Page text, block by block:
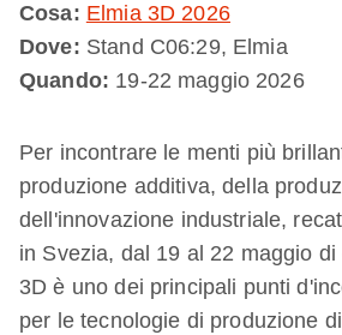
Cosa: Elmia 3D 2026
Dove: Stand C06:29, Elmia
Quando: 19-22 maggio 2026
Per incontrare le menti più
produzione additiva, della
dell'innovazione industriale,
in Svezia, dal 19 al 22 maggio
3D è uno dei principali punti
per le tecnologie di produzione